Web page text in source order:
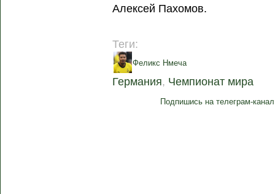
Алексей Пахомов.
Теги:
Феликс Нмеча
Германия, Чемпионат мира
Подпишись на телеграм-